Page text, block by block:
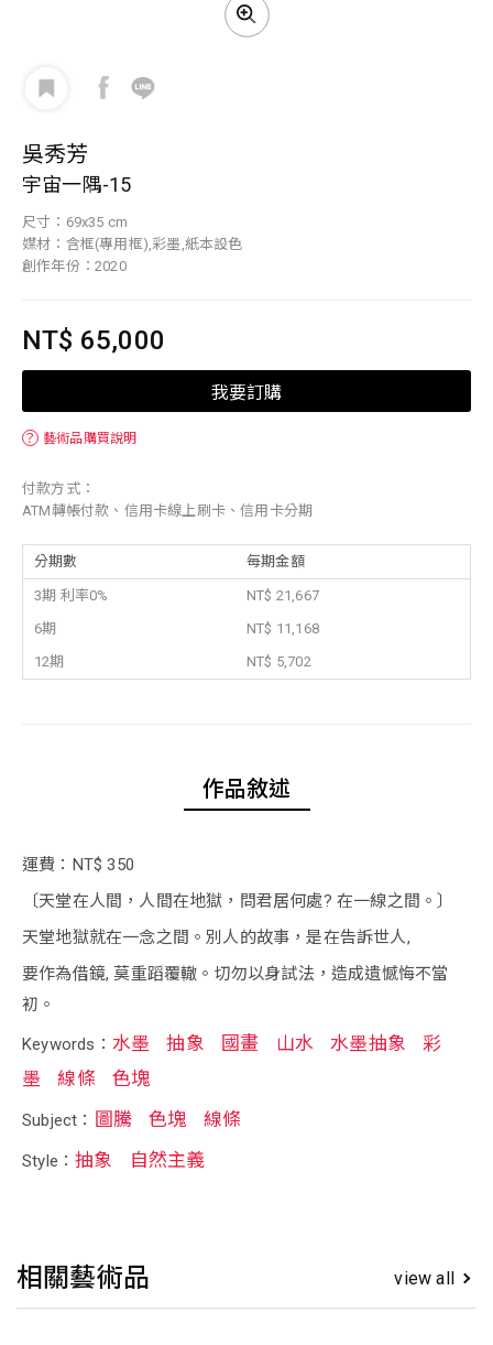
吳秀芳
宇宙一隅-15
尺寸：69x35 cm
媒材：含框(專用框),彩墨,紙本設色
創作年份：2020
NT$ 65,000
我要訂購
？ 藝術品購買說明
付款方式：
ATM轉帳付款、信用卡線上刷卡、信用卡分期
分期數 每期金額
3期 利率0%
NT$ 21,667
6期
NT$ 11,168
12期
NT$ 5,702
作品敘述
運費：NT$ 350
〔天堂在人間，人間在地獄，問君居何處? 在一線之間。〕
天堂地獄就在一念之間。別人的故事，是在告訴世人,
要作為借鏡, 莫重蹈覆轍。切勿以身試法，造成遺憾悔不當
初。
Keywords： 水墨 抽象 國畫 山水 水墨抽象
彩
墨
線條 色塊
Subject： 圖騰 色塊 線條
Style：抽象 自然主義
相關藝術品 view all